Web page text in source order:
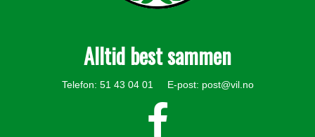
Alltid best sammen
Telefon: 51 43 04 01 E-post: post@vil.no